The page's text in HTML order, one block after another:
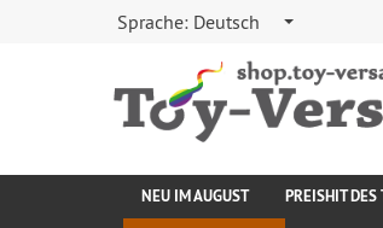
Sprache: Deutsch
NEU IM AUGUST PREISHIT DES